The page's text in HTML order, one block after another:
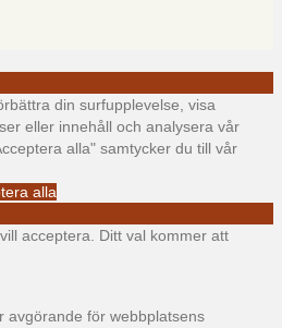
din surfupplevelse, visa
eller innehåll och analysera vår
alla" samtycker du till vår
alla
acceptera. Ditt val kommer att
avgörande för webbplatsens